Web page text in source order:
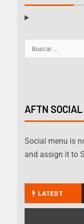
AFTN SOCIAL
Social menu is
and assign it to
LATEST